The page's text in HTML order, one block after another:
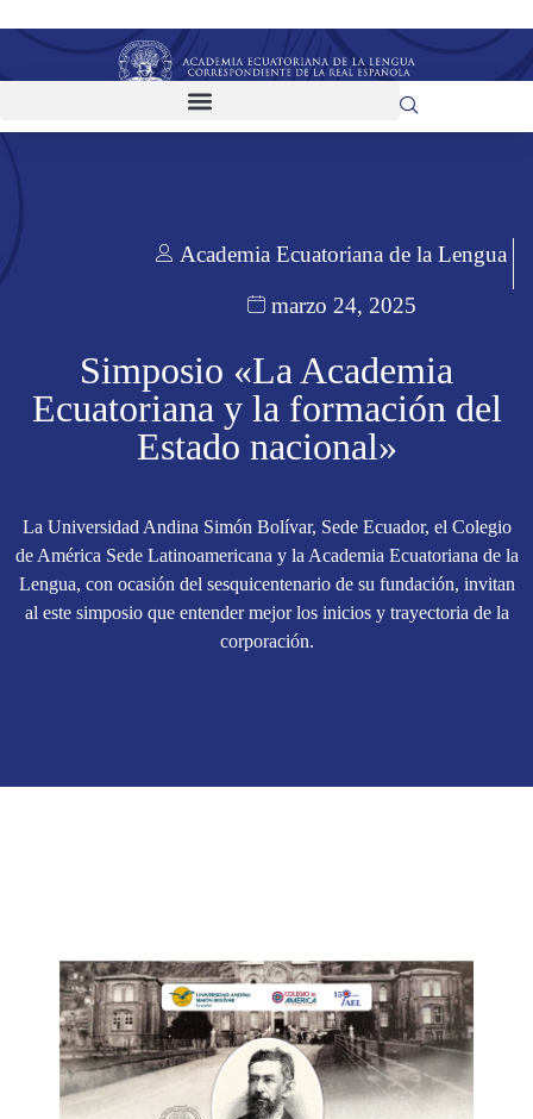
Academia Ecuatoriana de la Lengua
marzo 24, 2025
Simposio «La Academia
Ecuatoriana y la formación del
Estado nacional»
La Universidad Andina Simón Bolívar, Sede Ecuador, el Colegio
de América Sede Latinoamericana y la Academia Ecuatoriana de la
Lengua, con ocasión del sesquicentenario de su fundación, invitan
al este simposio que entender mejor los inicios y trayectoria de la
corporación.